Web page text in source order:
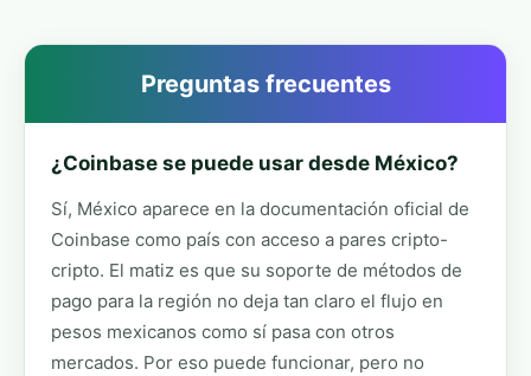
Preguntas frecuentes
¿Coinbase se puede usar desde México?
Sí, México aparece en la documentación oficial de
Coinbase como país con acceso a pares cripto-
cripto. El matiz es que su soporte de métodos de
pago para la región no deja tan claro el flujo en
pesos mexicanos como sí pasa con otros
mercados. Por eso puede funcionar, pero no